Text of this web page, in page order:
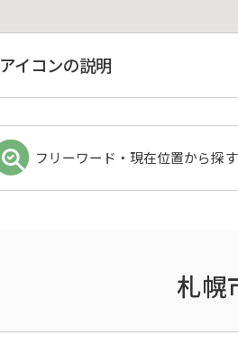
アイコンの説明
フリーワード・現在位置から探す
札幌